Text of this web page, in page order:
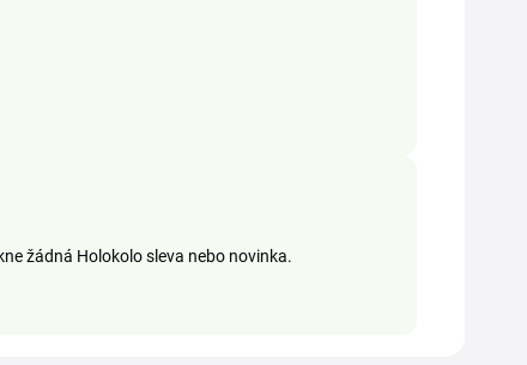
žádná Holokolo sleva nebo novinka.